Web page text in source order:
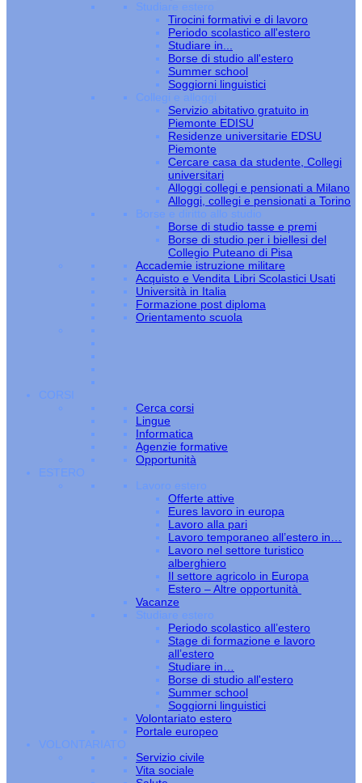
Studiare estero
Tirocini formativi e di lavoro
Periodo scolastico all'estero
Studiare in...
Borse di studio all'estero
Summer school
Soggiorni linguistici
Collegi e alloggi
Servizio abitativo gratuito in
Piemonte EDISU
Residenze universitarie EDSU
Piemonte
Cercare casa da studente, Collegi
universitari
Alloggi collegi e pensionati a Milano
Alloggi, collegi e pensionati a Torino
Borse e diritto allo studio
Borse di studio tasse e premi
Borse di studio per i biellesi del
Collegio Puteano di Pisa
Accademie istruzione militare
Acquisto e Vendita Libri Scolastici Usati
Università in Italia
Formazione post diploma
Orientamento scuola
CORSI
Cerca corsi
Lingue
Informatica
Agenzie formative
Opportunità
ESTERO
Lavoro estero
Offerte attive
Eures lavoro in europa
Lavoro alla pari
Lavoro temporaneo all’estero in…
Lavoro nel settore turistico
alberghiero
Il settore agricolo in Europa
Estero – Altre opportunità
Vacanze
Studiare estero
Periodo scolastico all’estero
Stage di formazione e lavoro
all’estero
Studiare in…
Borse di studio all'estero
Summer school
Soggiorni linguistici
Volontariato estero
Portale europeo
VOLONTARIATO
Servizio civile
Vita sociale